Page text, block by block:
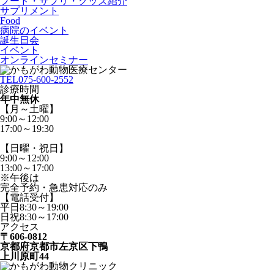
サプリメント
Food
病院のイベント
誕生日会
イベント
オンラインセミナー
TEL075-600-2552
診療時間
年中無休
【月～土曜】
9:00～12:00
17:00～19:30
【日曜・祝日】
9:00～12:00
13:00～17:00
※午後は
完全予約・急患対応のみ
【電話受付】
平日8:30～19:00
日祝8:30～17:00
アクセス
〒606-0812
京都府京都市左京区下鴨
上川原町44